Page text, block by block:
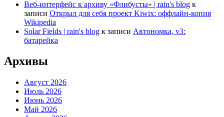
Веб-интерфейс к архиву «Флибусты» | rain's blog к
записи Открыл для себя проект Kiwix: оффлайн-копия
Wikipedia
Solar Fields | rain's blog к записи Автономка, v3:
батарейка
Архивы
Август 2026
Июль 2026
Июнь 2026
Май 2026